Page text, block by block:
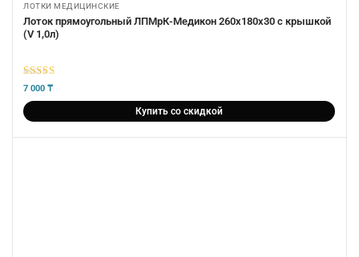
ЛОТКИ МЕДИЦИНСКИЕ
Лоток прямоугольный ЛПМрК-Медикон 260х180х30 с крышкой
(V 1,0л)
5 из 5
7 000 ₸
Купить со скидкой